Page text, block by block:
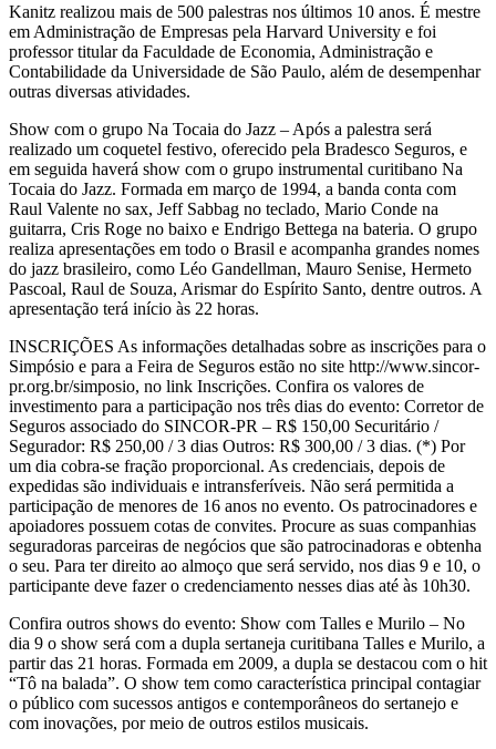
Kanitz realizou mais de 500 palestras nos últimos 10 anos. É mestre
em Administração de Empresas pela Harvard University e foi
professor titular da Faculdade de Economia, Administração e
Contabilidade da Universidade de São Paulo, além de desempenhar
outras diversas atividades.
Show com o grupo Na Tocaia do Jazz – Após a palestra será
realizado um coquetel festivo, oferecido pela Bradesco Seguros, e
em seguida haverá show com o grupo instrumental curitibano Na
Tocaia do Jazz. Formada em março de 1994, a banda conta com
Raul Valente no sax, Jeff Sabbag no teclado, Mario Conde na
guitarra, Cris Roge no baixo e Endrigo Bettega na bateria. O grupo
realiza apresentações em todo o Brasil e acompanha grandes nomes
do jazz brasileiro, como Léo Gandellman, Mauro Senise, Hermeto
Pascoal, Raul de Souza, Arismar do Espírito Santo, dentre outros. A
apresentação terá início às 22 horas.
INSCRIÇÕES As informações detalhadas sobre as inscrições para o
Simpósio e para a Feira de Seguros estão no site http://www.sincor-
pr.org.br/simposio, no link Inscrições. Confira os valores de
investimento para a participação nos três dias do evento: Corretor de
Seguros associado do SINCOR-PR – R$ 150,00 Securitário /
Segurador: R$ 250,00 / 3 dias Outros: R$ 300,00 / 3 dias. (*) Por
um dia cobra-se fração proporcional. As credenciais, depois de
expedidas são individuais e intransferíveis. Não será permitida a
participação de menores de 16 anos no evento. Os patrocinadores e
apoiadores possuem cotas de convites. Procure as suas companhias
seguradoras parceiras de negócios que são patrocinadoras e obtenha
o seu. Para ter direito ao almoço que será servido, nos dias 9 e 10, o
participante deve fazer o credenciamento nesses dias até às 10h30.
Confira outros shows do evento: Show com Talles e Murilo – No
dia 9 o show será com a dupla sertaneja curitibana Talles e Murilo, a
partir das 21 horas. Formada em 2009, a dupla se destacou com o hit
“Tô na balada”. O show tem como característica principal contagiar
o público com sucessos antigos e contemporâneos do sertanejo e
com inovações, por meio de outros estilos musicais.